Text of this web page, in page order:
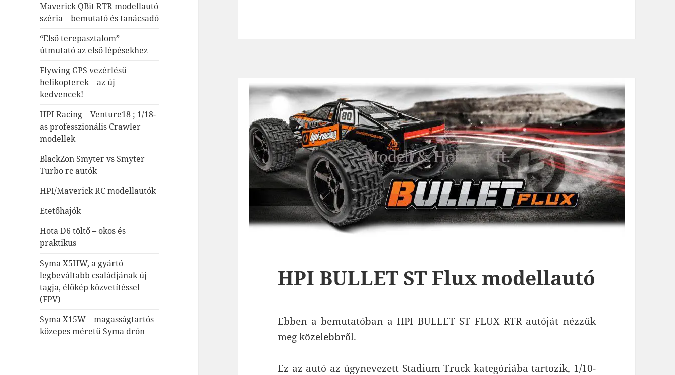
Maverick QBit RTR modellautó
széria – bemutató és tanácsadó
“Első terepasztalom” –
útmutató az első lépésekhez
Flywing GPS vezérlésű
helikopterek – az új
kedvencek!
HPI Racing – Venture18 ; 1/18-
as professzionális Crawler
modellek
BlackZon Smyter vs Smyter
Turbo rc autók
HPI/Maverick RC modellautók
Etetőhajók
Hota D6 töltő – okos és
praktikus
Syma X5HW, a gyártó
legbeváltabb családjának új
tagja, élőkép közvetítéssel
(FPV)
Syma X15W – magasságtartós
közepes méretű Syma drón
HPI BULLET ST Flux modellautó
Ebben a bemutatóban a HPI BULLET ST FLUX RTR autóját nézzük
meg közelebbről.
Ez az autó az úgynevezett Stadium Truck kategóriába tartozik, 1/10-